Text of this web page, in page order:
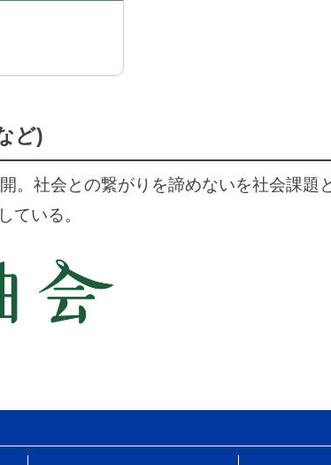
ど)
。社会との繋がりを諦めないを社会課題
ている。